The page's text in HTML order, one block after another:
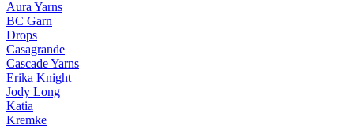
Aura Yarns
BC Garn
Drops
Casagrande
Cascade Yarns
Erika Knight
Jody Long
Katia
Kremke